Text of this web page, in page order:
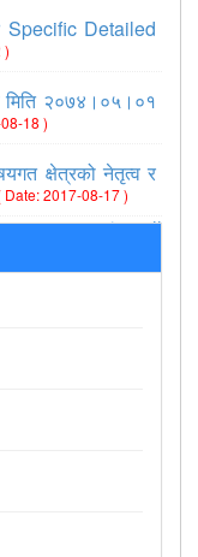
Specific Detailed
)
मिति २०७४।०५।०१
18 )
क्षेत्रको नेतृत्व र
Date: 2017-08-17 )
>>view all